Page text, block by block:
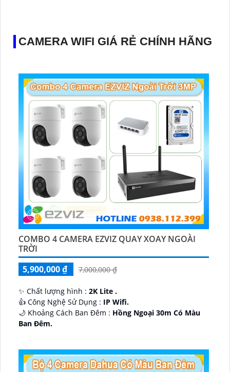
CAMERA WIFI GIÁ RẺ CHÍNH HÃNG
COMBO 4 CAMERA EZVIZ QUAY XOAY NGOÀI
TRỜI
5,900,000 ₫
7,000,000 ₫
✨ Chất lượng hình : 2K Lite .
👍 Công Nghệ Sử Dụng : IP Wifi.
🌙 Khoảng Cách Ban Đêm : Hồng Ngoại 30m Có Màu
Ban Ðêm.